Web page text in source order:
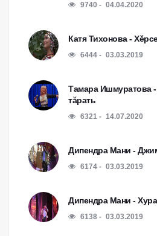
9740 04.04.2020
Катя Тихонова -
6444 03.03.2019
Тамара Ишмуратова -
тăрать
6321 14.07.2020
Дипендра Мани -
6174 03.03.2019
Дипендра Мани -
6138 03.03.2019